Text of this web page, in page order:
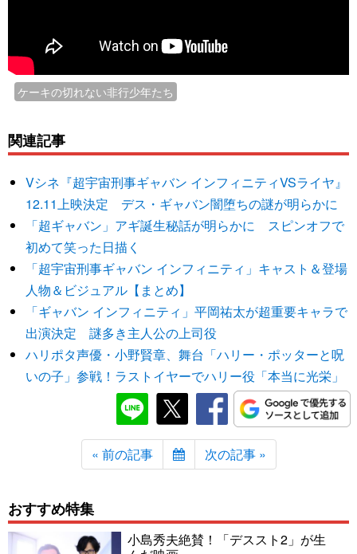
ケーキの切れない非行少年たち
関連記事
Vシネ『超宇宙刑事ギャバン インフィニティVSライヤ』
12.11上映決定 デス・ギャバン闇堕ちの謎が明らかに
「超ギャバン」アギ誕生秘話が明らかに スピンオフで
初めて笑った日描く
「超宇宙刑事ギャバン インフィニティ」キャスト＆登場
人物＆ビジュアル【まとめ】
「ギャバン インフィニティ」平岡祐太が超重要キャラで
出演決定 謎多き主人公の上司役
ハリポタ声優・小野賢章、舞台「ハリー・ポッターと呪
いの子」参戦！ラストイヤーでハリー役「本当に光栄」
« 前の記事 次の記事 »
おすすめ特集
小島秀夫絶賛！「デススト2」が生